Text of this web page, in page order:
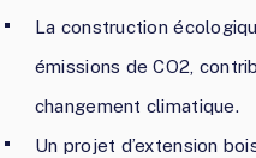
La construction
émissions de CO2,
changement climatique.
Un projet d’extension